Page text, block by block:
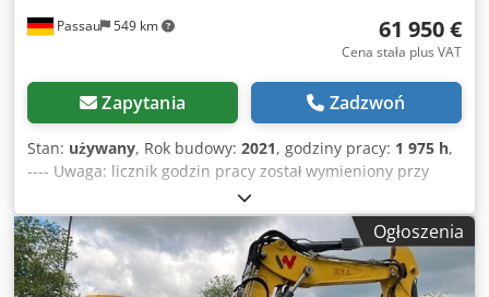
Passau 549 km 61 950 €
Cena stała plus VAT
Zapytania Zadzwoń
Stan: używany, Rok budowy: 2021, godziny pracy: 1 975 h,
---- Uwaga: licznik godzin pracy został wymieniony przy
stanie 1686 godzin!! Aktualna liczba godzin pracy według
wyświetlacza: 288 godzin. Całkowita liczba godzin pracy:
ok. 1975. Wersja B 5.0 Gumowe gąsienice Trzeci obwód
hydrauliczny Automatyczna klimatyzacja Radio Wraz z
szybkozłączem HS03 Codpfxjzrrpfe Ab Ajha Lokalizacja:
Ogłoszenia